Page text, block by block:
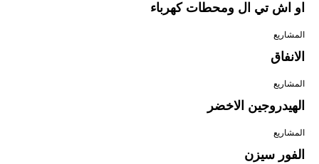
او اش تي ال ومحطات كهرباء
المشاريع
الانفاق
المشاريع
الهيدروجين الاخضر
المشاريع
الفور سيزن